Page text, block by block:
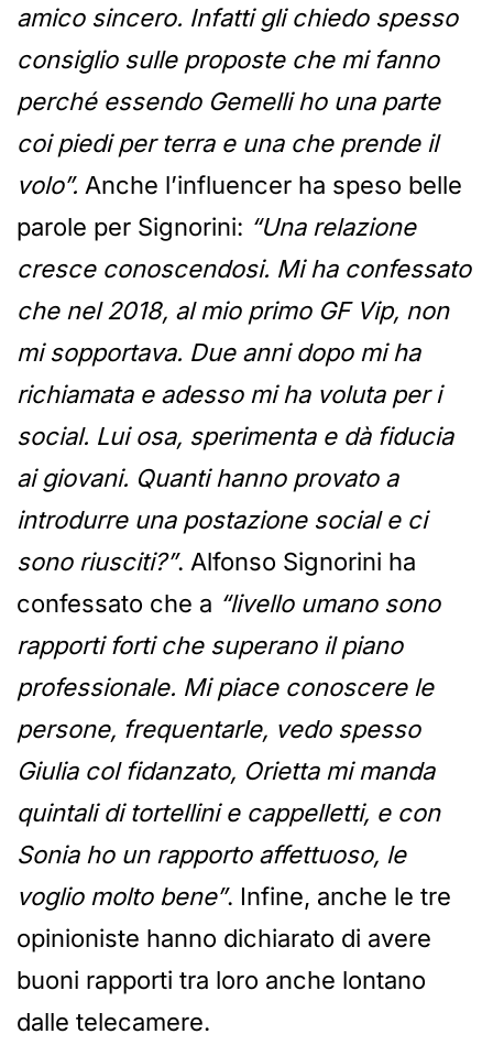
amico sincero. Infatti gli chiedo spesso
consiglio sulle proposte che mi fanno
perché essendo Gemelli ho una parte
coi piedi per terra e una che prende il
volo”. Anche l’influencer ha speso belle
parole per Signorini: “Una relazione
cresce conoscendosi. Mi ha confessato
che nel 2018, al mio primo GF Vip, non
mi sopportava. Due anni dopo mi ha
richiamata e adesso mi ha voluta per i
social. Lui osa, sperimenta e dà fiducia
ai giovani. Quanti hanno provato a
introdurre una postazione social e ci
sono riusciti?”. Alfonso Signorini ha
confessato che a “livello umano sono
rapporti forti che superano il piano
professionale. Mi piace conoscere le
persone, frequentarle, vedo spesso
Giulia col fidanzato, Orietta mi manda
quintali di tortellini e cappelletti, e con
Sonia ho un rapporto affettuoso, le
voglio molto bene”. Infine, anche le tre
opinioniste hanno dichiarato di avere
buoni rapporti tra loro anche lontano
dalle telecamere.